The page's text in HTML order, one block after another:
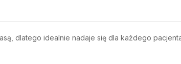
dlatego idealnie nadaje się dla każdego